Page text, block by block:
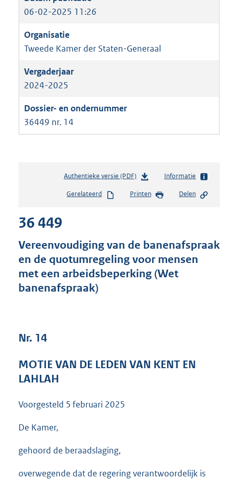
06-02-2025 11:26
Tweede Kamer der Staten-Generaal
2024-2025
36449 nr. 14
Authentieke versie (PDF)b
s
s
g
r
K
Informatie
Gerelateerd Printen Delen
36 449
Vereenvoudiging van de banenafspraak
en de quotumregeling voor mensen
met een arbeidsbeperking (Wet
banenafspraak)
Nr. 14
MOTIE VAN DE LEDEN VAN KENT EN
LAHLAH
Voorgesteld 5 februari 2025
De Kamer,
gehoord de beraadslaging,
overwegende dat de regering verantwoordelijk is